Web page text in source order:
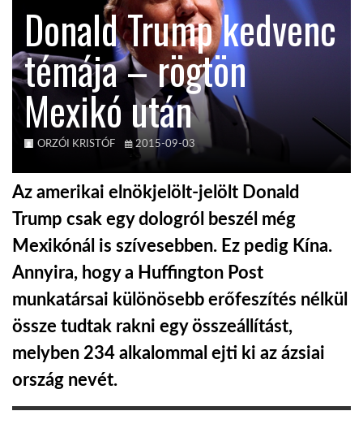
GLOBOTV
AFRIKA TUDÁSTÁR
A NAP SZÉPE
LINKTR.EE
GLOBOZSARU
DOBRAVERO.HU
LATIMO.HU
GLOBOBOOK
Donald Trump kedvenc
témája – rögtön
Mexikó után
ORZÓI KRISTÓF 2015-09-03
Az amerikai elnökjelölt-jelölt Donald
Trump csak egy dologról beszél még
Mexikónál is szívesebben. Ez pedig Kína.
Annyira, hogy a Huffington Post
munkatársai különösebb erőfeszítés nélkül
össze tudtak rakni egy összeállítást,
melyben 234 alkalommal ejti ki az ázsiai
ország nevét.